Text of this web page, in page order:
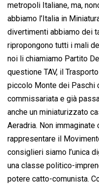
o
k
p
p
I
n
s
metropoli Italiane, ma,
abbiamo l’Italia in
divertimenti abbiamo dei
ripropongono tutti i mali
noi li chiamiamo Partito
questione TAV, il
piccolo Monte dei Paschi
commissariata e già
anche un miniaturizzato
Aeradria. Non
rappresentare il
consiglieri siamo l’unica
una classe politico-
potere catto-comunista.